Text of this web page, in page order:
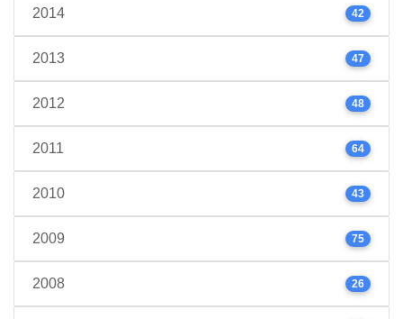
2014 42
2013 47
2012 48
2011 64
2010 43
2009 75
2008 26